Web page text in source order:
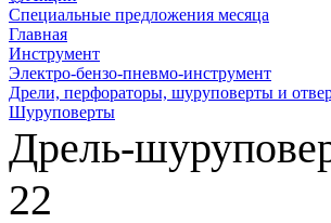
Специальные предложения месяца
Главная
Инструмент
Электро-бензо-пневмо-инструмент
Дрели, перфораторы, шуруповерты и
Шуруповерты
Дрель-
22